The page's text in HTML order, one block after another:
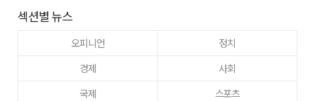
섹션별 뉴스
오피니언
정치
경제
사회
국제
스포츠